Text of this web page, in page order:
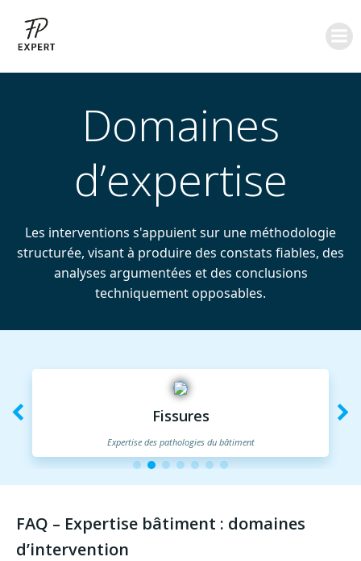
Domaines
d’expertise
Les interventions s'appuient sur une méthodologie
structurée, visant à produire des constats fiables, des
analyses argumentées et des conclusions
techniquement opposables.
Fissures
Expertise des pathologies du bâtiment
FAQ – Expertise bâtiment : domaines
d’intervention